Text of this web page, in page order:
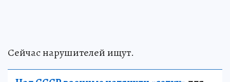
Сейчас нарушителей ищут.